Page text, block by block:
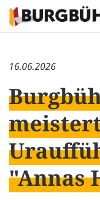
16.06.2026
"Annas